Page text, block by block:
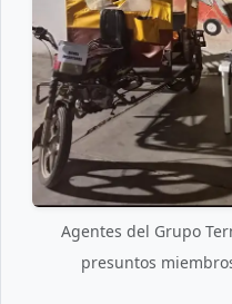
Agentes del Grupo
presuntos